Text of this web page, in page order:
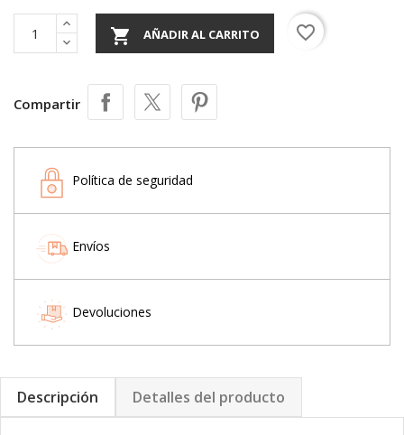
 AÑADIR AL CARRITO favorite_border
Compartir
Política de seguridad
Envíos
Devoluciones
Descripción Detalles del producto